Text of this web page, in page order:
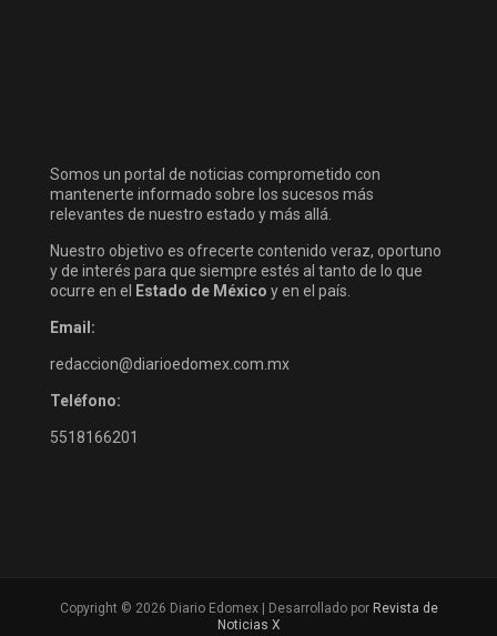
Somos un portal de noticias comprometido con
mantenerte informado sobre los sucesos más
relevantes de nuestro estado y más allá.
Nuestro objetivo es ofrecerte contenido veraz, oportuno
y de interés para que siempre estés al tanto de lo que
ocurre en el
Estado de México y en el país.
Email:
redaccion@diarioedomex.com.mx
Teléfono:
5518166201
Copyright © 2026 Diario Edomex | Desarrollado por Revista de
Noticias X